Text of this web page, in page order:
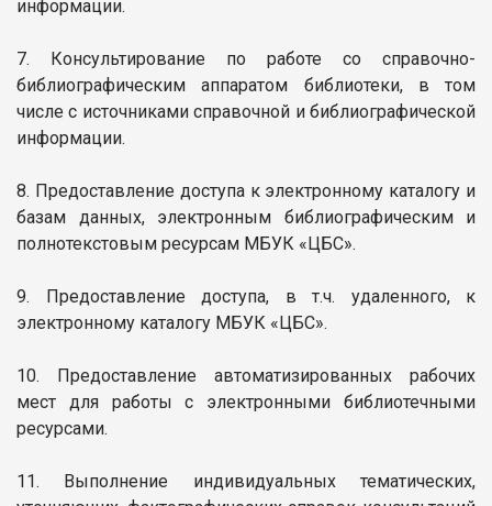
информации.
7. Консультирование по работе со справочно-
библиографическим аппаратом библиотеки, в том
числе с источниками справочной и библиографической
информации.
8. Предоставление доступа к электронному каталогу и
базам данных, электронным библиографическим и
полнотекстовым ресурсам МБУК «ЦБС».
9. Предоставление доступа, в т.ч. удаленного, к
электронному каталогу МБУК «ЦБС».
10. Предоставление автоматизированных рабочих
мест для работы с электронными библиотечными
ресурсами.
11. Выполнение индивидуальных тематических,